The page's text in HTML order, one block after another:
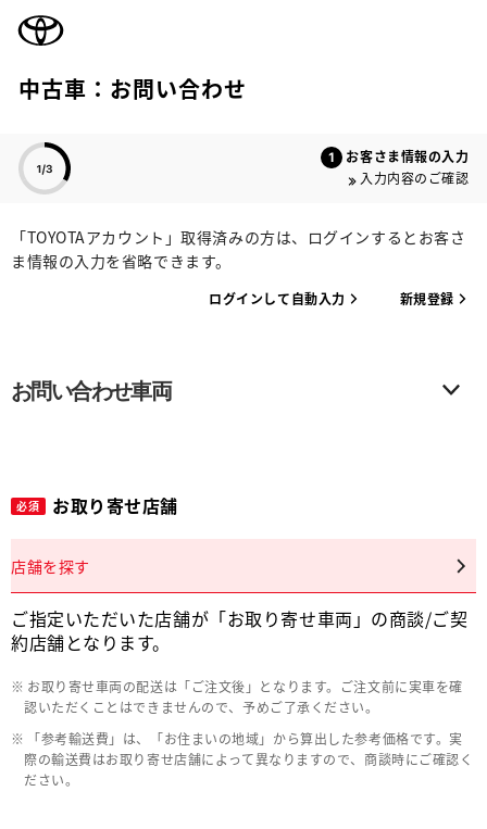
中古車：お問い合わせ
お客さま情報の入力
入力内容のご確認
「TOYOTAアカウント」取得済みの方は、ログインするとお客さ
ま情報の入力を省略できます。
ログインして自動入力 新規登録
お問い合わせ車両
必須 お取り寄せ店舗
店舗を探す
ご指定いただいた店舗が「お取り寄せ車両」の商談/ご契
約店舗となります。
お取り寄せ車両の配送は「ご注文後」となります。ご注文前に実車を確
認いただくことはできませんので、予めご了承ください。
「参考輸送費」は、「お住まいの地域」から算出した参考価格です。実
際の輸送費はお取り寄せ店舗によって異なりますので、商談時にご確認く
ださい。